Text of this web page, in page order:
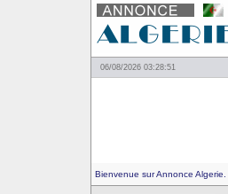
06/08/2026 03:28:51
Bienvenue sur Annonce Algerie.